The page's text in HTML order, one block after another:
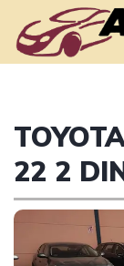
22 2